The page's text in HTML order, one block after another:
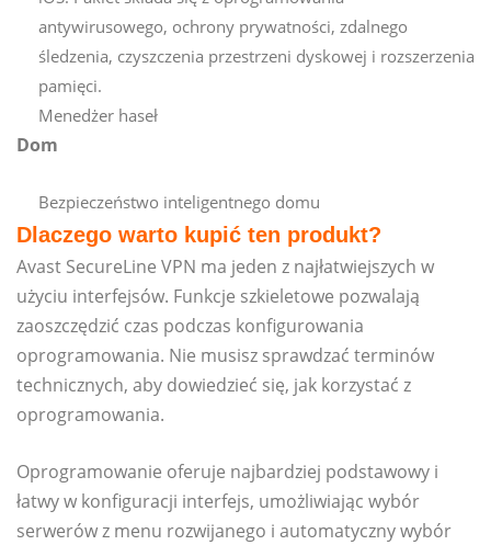
antywirusowego, ochrony prywatności, zdalnego
śledzenia, czyszczenia przestrzeni dyskowej i rozszerzenia
pamięci.
Menedżer haseł
Dom
Bezpieczeństwo inteligentnego domu
Dlaczego warto kupić ten produkt?
Avast SecureLine VPN ma jeden z najłatwiejszych w
użyciu interfejsów. Funkcje szkieletowe pozwalają
zaoszczędzić czas podczas konfigurowania
oprogramowania. Nie musisz sprawdzać terminów
technicznych, aby dowiedzieć się, jak korzystać z
oprogramowania.
Oprogramowanie oferuje najbardziej podstawowy i
łatwy w konfiguracji interfejs, umożliwiając wybór
serwerów z menu rozwijanego i automatyczny wybór